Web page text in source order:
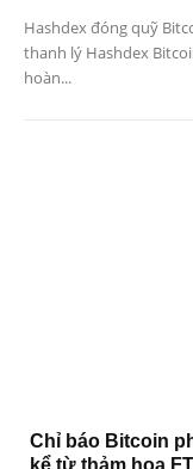
Hashdex đóng quỹ
thanh lý Hashdex
hoàn...
Chỉ báo Bitcoin
kể từ thảm họa